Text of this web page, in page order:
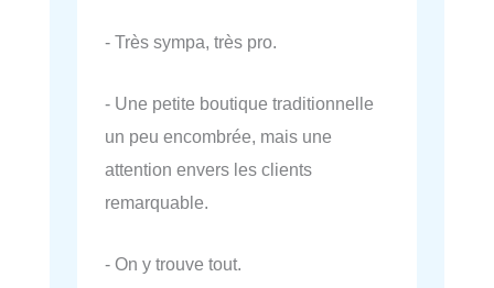
- Très sympa, très pro.
- Une petite boutique traditionnelle
un peu encombrée, mais une
attention envers les clients
remarquable.
- On y trouve tout.